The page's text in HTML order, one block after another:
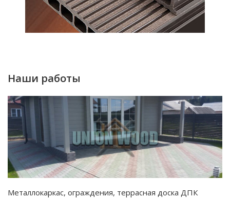
Наши работы
Металлокаркас, ограждения, террасная доска ДПК